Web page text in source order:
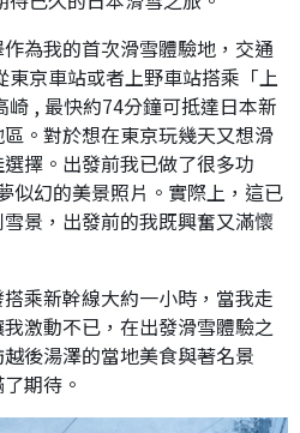
為我的首次滑雪體驗地，交通
京車站或者上野車站搭乘「上
, 最快約74分鐘可抵達日本新
。對於想在東京玩幾天又想滑
擇。出發前我已做了很多功
似幻的美景照片。實際上，這已
景，出發前的我既興奮又滿懷
乘新幹線大約一小時，當我走
激動不已，在出發滑雪體驗之
後湯澤的當地美食與著名景
期待。